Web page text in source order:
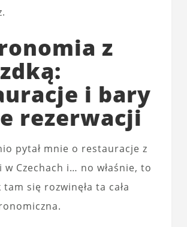
z
i bary
rezerwacji
pytał mnie o restauracje z
w Czechach i… no właśnie, to
się rozwinęła ta cała